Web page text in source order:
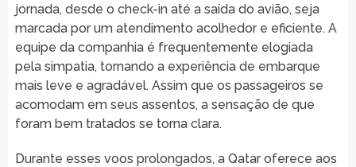
jornada, desde o check-in até a saída do avião, seja
marcada por um atendimento acolhedor e eficiente. A
equipe da companhia é frequentemente elogiada
pela simpatia, tornando a experiência de embarque
mais leve e agradável. Assim que os passageiros se
acomodam em seus assentos, a sensação de que
foram bem tratados se torna clara.
Durante esses voos prolongados, a Qatar oferece aos